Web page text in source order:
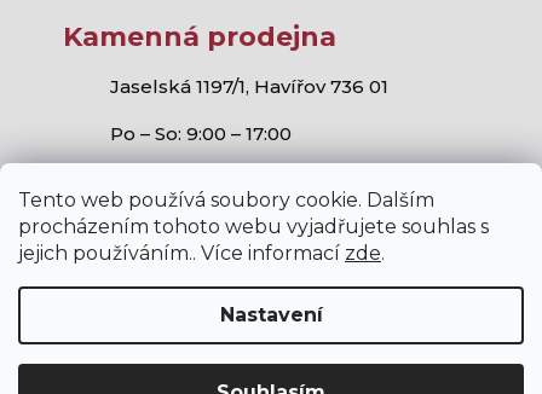
Tento web používá soubory cookie. Dalším
procházením tohoto webu vyjadřujete souhlas s
jejich používáním.. Více informací zde.
Nastavení
Kamenná prodejna
Jaselská 1197/1, Havířov 736 01
Po – So: 9:00 – 17:00
Stramis.cz všechna práva vyhrazena.
Studio S!cka